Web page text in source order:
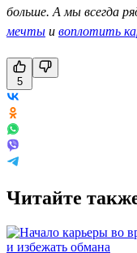
больше. А мы всегда
мечты и воплотить
5
Читайте